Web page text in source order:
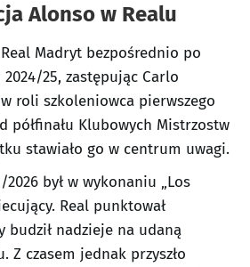
Alonso w Realu
Madryt bezpośrednio po
25, zastępując Carlo
roli szkoleniowca pierwszego
półfinału Klubowych Mistrzostw
stawiało go w centrum uwagi.
był w wykonaniu „Los
Real punktował
budził nadzieje na udaną
Z czasem jednak przyszło